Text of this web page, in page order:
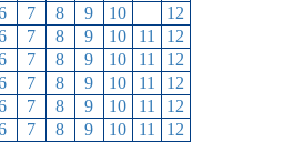
7 8 9 10
12
7 8 9 10 11
12
7 8 9 10 11
12
7 8 9 10 11
12
7 8 9 10 11
12
7 8 9 10 11
12